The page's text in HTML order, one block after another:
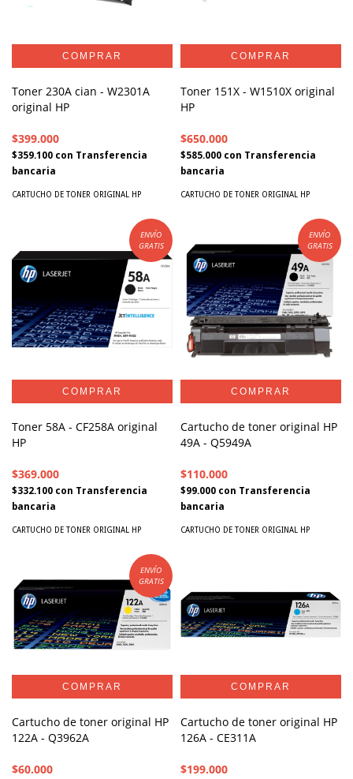
Toner 230A cian - W2301A
original HP
$399.000
$359.100 con Transferencia
bancaria
CARTUCHO DE TONER ORIGINAL HP
Toner 151X - W1510X original
HP
$650.000
$585.000 con Transferencia
bancaria
CARTUCHO DE TONER ORIGINAL HP
ENVÍO
GRATIS
Toner 58A - CF258A original
HP
$369.000
$332.100 con Transferencia
bancaria
CARTUCHO DE TONER ORIGINAL HP
ENVÍO
GRATIS
Cartucho de toner original HP
49A - Q5949A
$110.000
$99.000 con Transferencia
bancaria
CARTUCHO DE TONER ORIGINAL HP
ENVÍO
GRATIS
Cartucho de toner original HP
122A - Q3962A
$60.000
Cartucho de toner original HP
126A - CE311A
$199.000